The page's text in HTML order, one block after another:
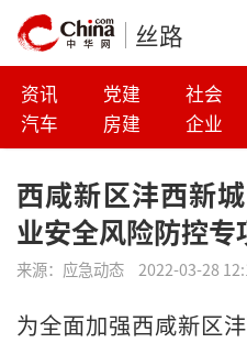
丝路
资讯 党建 社会
汽车
房建 企业
西咸新区沣西新
业安全风险防控专
来源： 应急动态 2022-03-28
为全面加强西咸新区